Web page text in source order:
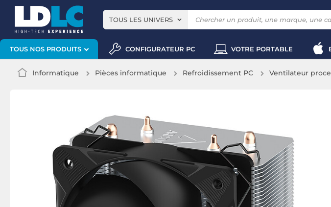
TOUS LES UNIVERS
TOUS NOS PRODUITS CONFIGURATEUR PC VOTRE PORTABLE
Informatique Pièces informatique Refroidissement PC Ventilateur